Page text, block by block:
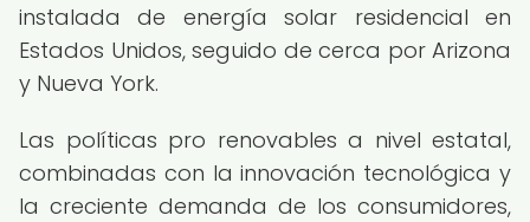
instalada de energía solar residencial en
Estados Unidos, seguido de cerca por Arizona
y Nueva York.
Las políticas pro renovables a nivel estatal,
combinadas con la innovación tecnológica y
la creciente demanda de los consumidores,